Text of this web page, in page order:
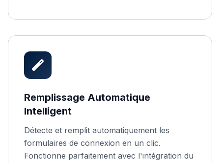
Remplissage Automatique
Intelligent
Détecte et remplit automatiquement les
formulaires de connexion en un clic.
Fonctionne parfaitement avec l'intégration du